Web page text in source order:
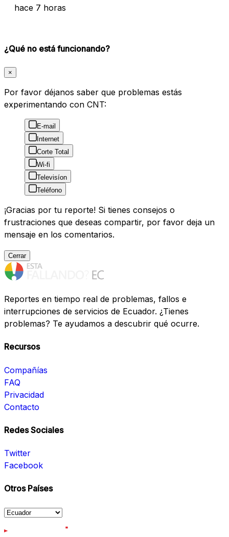
hace 7 horas
¿Qué no está funcionando?
×
Por favor déjanos saber que problemas estás
experimentando con CNT:
E-mail
Internet
Corte Total
Wi-fi
Televisíon
Teléfono
¡Gracias por tu reporte! Si tienes consejos o
frustraciones que deseas compartir, por favor deja un
mensaje en los comentarios.
Cerrar
Reportes en tiempo real de problemas, fallos e
interrupciones de servicios de Ecuador. ¿Tienes
problemas? Te ayudamos a descubrir qué ocurre.
Recursos
Compañías
FAQ
Privacidad
Contacto
Redes Sociales
Twitter
Facebook
Otros Países